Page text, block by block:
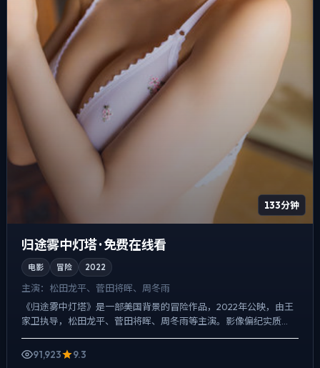
133分钟
归途雾中灯塔 · 免费在线看
电影 冒险 2022
主演： 松田龙平、菅田将晖、周冬雨
《归途雾中灯塔》是一部美国背景的冒险作品，2022年公映，由王
家卫执导，松田龙平、菅田将晖、周冬雨等主演。影像偏纪实质
91,923
9.3